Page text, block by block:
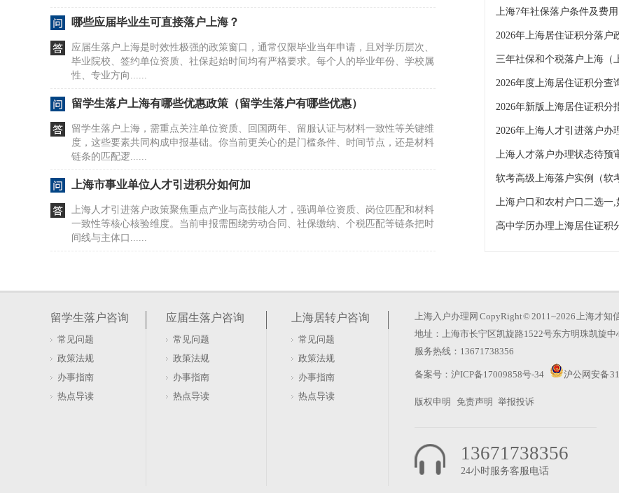
哪些应届毕业生可直接落户上海？
应届生落户上海是时效性极强的政策窗口，通常仅限毕业当年申请，且对学历层次、
毕业院校、签约单位资质、社保起始时间均有严格要求。每个人的毕业年份、学校属
性、专业方向......
留学生落户上海有哪些优惠政策（留学生落户有哪些优惠）
留学生落户上海，需重点关注单位资质、回国两年、留服认证与材料一致性等关键维
度，这些要素共同构成申报基础。你当前更关心的是门槛条件、时间节点，还是材料
链条的匹配逻......
上海市事业单位人才引进积分如何加
上海人才引进落户政策聚焦重点产业与高技能人才，强调单位资质、岗位匹配和材料
一致性等核心核验维度。当前申报需围绕劳动合同、社保缴纳、个税匹配等链条把时
间线与主体口......
高级职称能直接落户上海？这确实是很多人关心的问题。但实际情况是，仅有高级职
称获取地等都......
留学生办理上海户口要多久（留学生上海落户办理流程）
留学生落户上海的审批周期通常为2至3个月，具体时长由主管部门根据个案材料完整
签订一年（......
三年社保和个税落户上海（
2026年度上海居住证积分查
2026年新版上海居住证积分
上海人才落户办理状态待预
软考高级上海落户实例（软
留学生落户咨询
常见问题
政策法规
办事指南
热点导读
应届生落户咨询
常见问题
政策法规
办事指南
热点导读
上海居转户咨询
常见问题
政策法规
办事指南
热点导读
上海入户办理网 CopyRight © 2011~2026 上海才知
地址：上海市长宁区凯旋路1522号东方明珠凯旋中
服务热线：13671738356
备案号： 沪ICP备17009858号-34 沪公网安备
版权申明 免责声明 举报投诉
13671738356
24小时服务客服电话